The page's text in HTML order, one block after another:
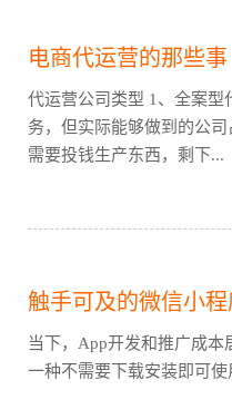
电商代运营的那些事
代运营公司类型 1、全案
务，但实际能够做到的公
需要投钱生产东西，剩下...
触手可及的微信小程
当下，App开发和推广成
一种不需要下载安装即可